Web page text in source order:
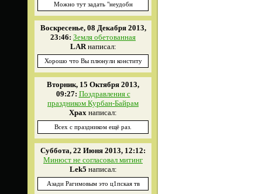
Можно тут задать "неудобн
Воскресенье, 08 Декабря 2013,
23:46: Земля обетованная
LARнаписал:
Хорошо что Вы плюнули конститу
Вторник, 15 Октября 2013,
09:27: Поздравления с
праздником Курбан-Байрам
Xpax написал:
Всех с праздником ещё раз.
Суббота, 22 Июня 2013, 12:12:
Минюст не согласовал митинг
Lek5 написал:
Азади Рагимовым это ц1пская тв